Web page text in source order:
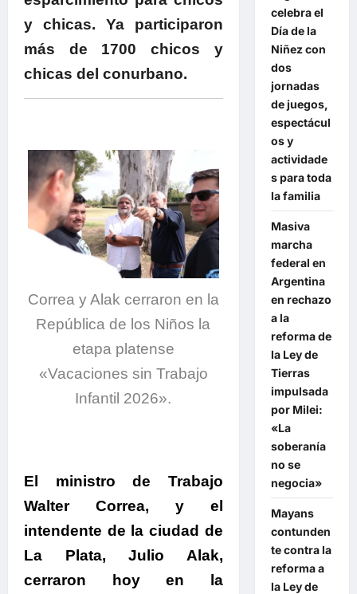
y chicas. Ya participaron
más de 1700 chicos y
chicas del conurbano.
Correa y Alak cerraron en la
República de los Niños la
etapa platense
«Vacaciones sin Trabajo
Infantil 2026».
El ministro de Trabajo
Walter Correa, y el
intendente de la ciudad de
La Plata, Julio Alak,
cerraron hoy en la
celebra el
Día de la
Niñez con
dos
jornadas
de juegos,
espectácul
os y
actividade
s para toda
la familia
Masiva
marcha
federal en
Argentina
en rechazo
a la
reforma de
la Ley de
Tierras
impulsada
por Milei:
«La
soberanía
no se
negocia»
Mayans
contunden
te contra la
reforma a
la Ley de